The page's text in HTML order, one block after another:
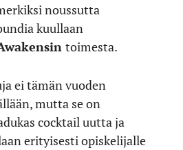
noussutta
kuullaan
toimesta.
ei tämän vuoden
mutta se on
cocktail uutta ja
erityisesti opiskelijalle